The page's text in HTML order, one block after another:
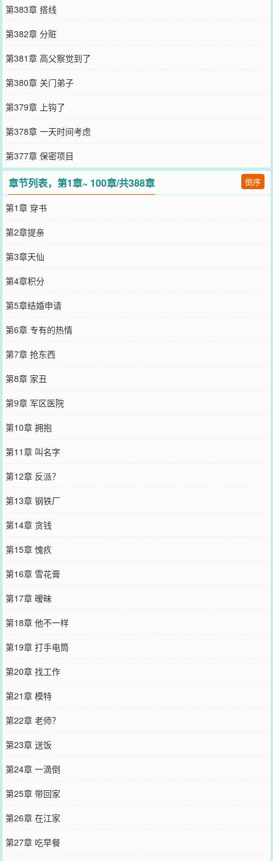
第383章 搭线
第382章 分赃
第381章 高父察觉到了
第380章 关门弟子
第379章 上钩了
第378章 一天时间考虑
第377章 保密项目
章节列表，第1章~ 100章/共388章 倒序
第1章 穿书
第2章提亲
第3章天仙
第4章积分
第5章结婚申请
第6章 专有的热情
第7章 抢东西
第8章 家丑
第9章 军区医院
第10章 拥抱
第11章 叫名字
第12章 反派？
第13章 钢铁厂
第14章 贪钱
第15章 愧疚
第16章 雪花膏
第17章 暧昧
第18章 他不一样
第19章 打手电筒
第20章 找工作
第21章 模特
第22章 老师？
第23章 送饭
第24章 一滴倒
第25章 带回家
第26章 在江家
第27章 吃早餐